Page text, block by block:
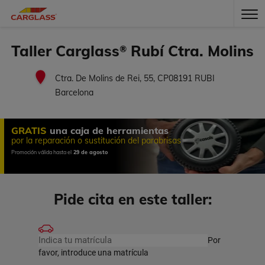
Taller Carglass® Rubí Ctra. Molins
Ctra. De Molins de Rei, 55, CP08191 RUBI
Barcelona
GRATIS una caja de herramientas
por la reparación o sustitución del parabrisas
Promoción válida hasta el 29 de agosto
Pide cita en este taller:
Por
favor, introduce una matrícula